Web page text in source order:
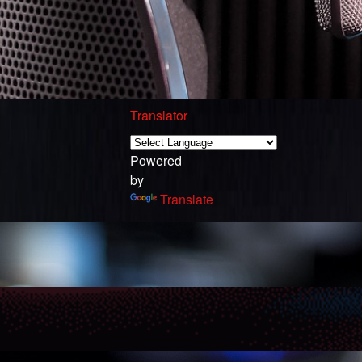
Translator
Powered
by
Translate